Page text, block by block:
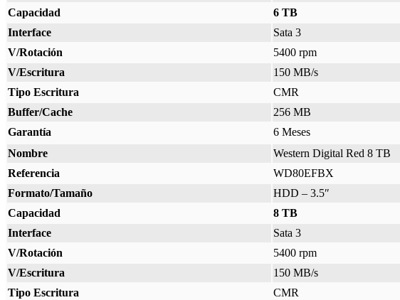
Capacidad
6 TB
Interface
Sata 3
V/Rotación
5400 rpm
V/Escritura
150 MB/s
Tipo Escritura
CMR
Buffer/Cache
256 MB
Garantía
6 Meses
Nombre
Western Digital Red 8 TB
Referencia
WD80EFBX
Formato/Tamaño
HDD – 3.5″
Capacidad
8 TB
Interface
Sata 3
V/Rotación
5400 rpm
V/Escritura
150 MB/s
Tipo Escritura
CMR